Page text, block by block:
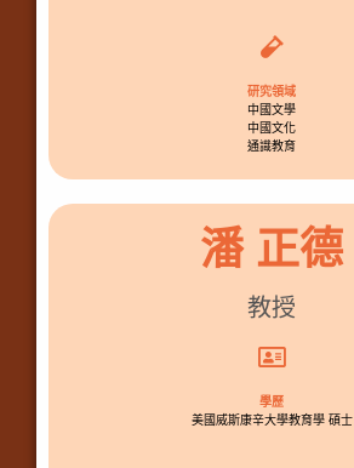
研究領域
中國文學
中國文化
通識教育
潘 正德
教授
學歷
美國威斯康辛大學教育學 碩士